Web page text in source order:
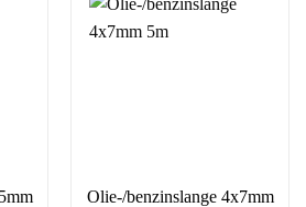
Olie-/benzinslange 4x7mm